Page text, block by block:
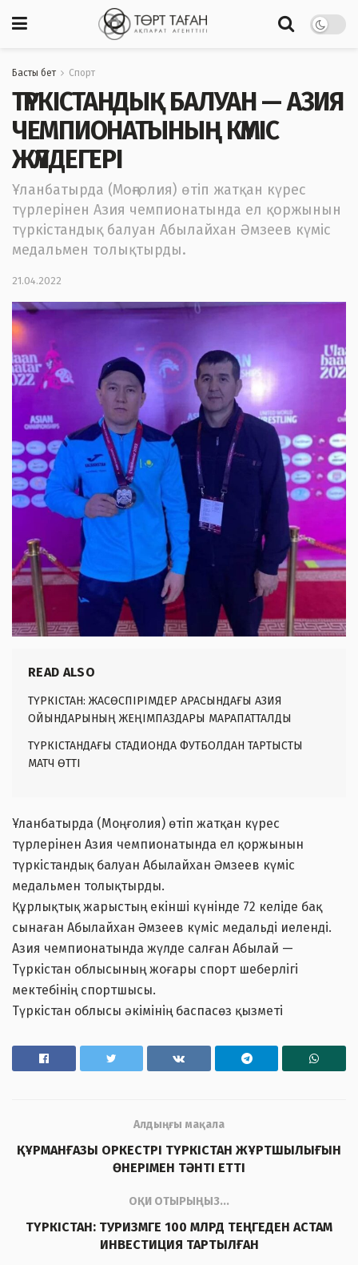
Басты бет Спорт
ТҮРКІСТАНДЫҚ БАЛУАН — АЗИЯ
ЧЕМПИОНАТЫНЫҢ КҮМІС
ЖҮЛДЕГЕРІ
Ұланбатырда (Моңғолия) өтіп жатқан күрес
түрлерінен Азия чемпионатында ел қоржынын
түркістандық балуан Абылайхан Әмзеев күміс
медальмен толықтырды.
21.04.2022
READ ALSO
ТҮРКІСТАН: ЖАСӨСПІРІМДЕР АРАСЫНДАҒЫ АЗИЯ
ОЙЫНДАРЫНЫҢ ЖЕҢІМПАЗДАРЫ МАРАПАТТАЛДЫ
ТҮРКІСТАНДАҒЫ СТАДИОНДА ФУТБОЛДАН ТАРТЫСТЫ
МАТЧ ӨТТІ
Ұланбатырда (Моңғолия) өтіп жатқан күрес
түрлерінен Азия чемпионатында ел қоржынын
түркістандық балуан Абылайхан Әмзеев күміс
медальмен толықтырды.
Құрлықтық жарыстың екінші күнінде 72 келіде бақ
сынаған Абылайхан Әмзеев күміс медальді иеленді.
Азия чемпионатында жүлде салған Абылай —
Түркістан облысының жоғары спорт шеберлігі
мектебінің спортшысы.
Түркістан облысы әкімінің баспасөз қызметі
Алдыңғы мақала
ҚҰРМАНҒАЗЫ ОРКЕСТРІ ТҮРКІСТАН ЖҰРТШЫЛЫҒЫН
ӨНЕРІМЕН ТӘНТІ ЕТТІ
ОҚИ ОТЫРЫҢЫЗ...
ТҮРКІСТАН: ТУРИЗМГЕ 100 МЛРД ТЕҢГЕДЕН АСТАМ
ИНВЕСТИЦИЯ ТАРТЫЛҒАН